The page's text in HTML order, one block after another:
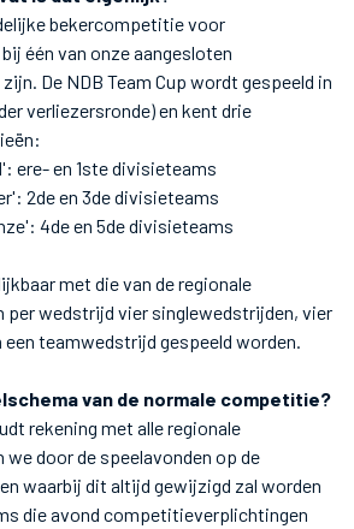
bekercompetitie voor
één van onze aangesloten
De NDB Team Cup wordt gespeeld in
verliezersronde) en kent drie
ere- en 1ste divisieteams
2de en 3de divisieteams
4de en 5de divisieteams
met die van de regionale
per wedstrijd vier singlewedstrijden, vier
teamwedstrijd gespeeld worden.
van de normale competitie?
rekening met alle regionale
door de speelavonden op de
waarbij dit altijd gewijzigd zal worden
die avond competitieverplichtingen